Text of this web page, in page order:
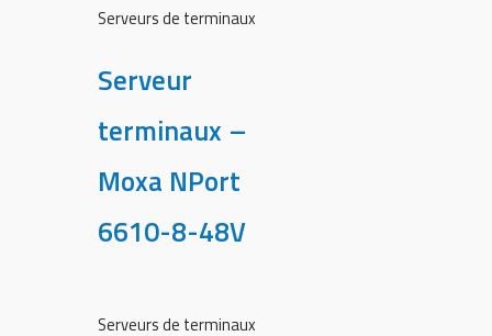
Serveurs de terminaux
Serveur
terminaux –
Moxa NPort
6610-8-48V
Serveurs de terminaux